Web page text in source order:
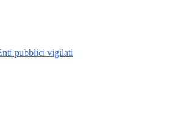
pubblici vigilati